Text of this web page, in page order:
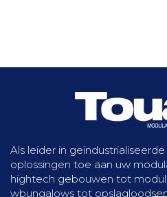
Als leider in
oplossingen toe aan uw
hightech gebouwen tot
wbungalows tot